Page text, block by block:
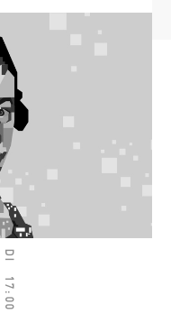
DI
17:00